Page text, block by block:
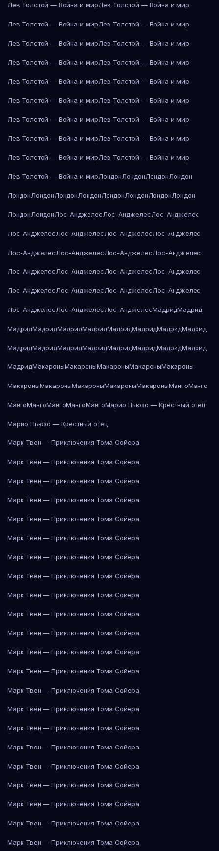
Лев Толстой — Война и мирЛев Толстой — Война и мир
Лев Толстой — Война и мирЛев Толстой — Война и мир
Лев Толстой — Война и мирЛев Толстой — Война и мир
Лев Толстой — Война и мирЛев Толстой — Война и мир
Лев Толстой — Война и мирЛев Толстой — Война и мир
Лев Толстой — Война и мирЛев Толстой — Война и мир
Лев Толстой — Война и мирЛев Толстой — Война и мир
Лев Толстой — Война и мирЛев Толстой — Война и мир
Лев Толстой — Война и мирЛев Толстой — Война и мир
Лев Толстой — Война и мирЛондонЛондонЛондонЛондон
ЛондонЛондонЛондонЛондонЛондонЛондонЛондонЛондон
ЛондонЛондонЛос-АнджелесЛос-АнджелесЛос-Анджелес
Лос-АнджелесЛос-АнджелесЛос-АнджелесЛос-Анджелес
Лос-АнджелесЛос-АнджелесЛос-АнджелесЛос-Анджелес
Лос-АнджелесЛос-АнджелесЛос-АнджелесЛос-Анджелес
Лос-АнджелесЛос-АнджелесЛос-АнджелесЛос-Анджелес
Лос-АнджелесЛос-АнджелесЛос-АнджелесМадридМадрид
МадридМадридМадридМадридМадридМадридМадридМадрид
МадридМадридМадридМадридМадридМадридМадридМадрид
МадридМакароныМакароныМакароныМакароныМакароны
МакароныМакароныМакароныМакароныМакароныМангоМанго
МангоМангоМангоМангоМангоМарио Пьюзо — Крёстный отец
Марио Пьюзо — Крёстный отец
Марк Твен — Приключения Тома Сойера
Марк Твен — Приключения Тома Сойера
Марк Твен — Приключения Тома Сойера
Марк Твен — Приключения Тома Сойера
Марк Твен — Приключения Тома Сойера
Марк Твен — Приключения Тома Сойера
Марк Твен — Приключения Тома Сойера
Марк Твен — Приключения Тома Сойера
Марк Твен — Приключения Тома Сойера
Марк Твен — Приключения Тома Сойера
Марк Твен — Приключения Тома Сойера
Марк Твен — Приключения Тома Сойера
Марк Твен — Приключения Тома Сойера
Марк Твен — Приключения Тома Сойера
Марк Твен — Приключения Тома Сойера
Марк Твен — Приключения Тома Сойера
Марк Твен — Приключения Тома Сойера
Марк Твен — Приключения Тома Сойера
Марк Твен — Приключения Тома Сойера
Марк Твен — Приключения Тома Сойера
Марк Твен — Приключения Тома Сойера
Марк Твен — Приключения Тома Сойера